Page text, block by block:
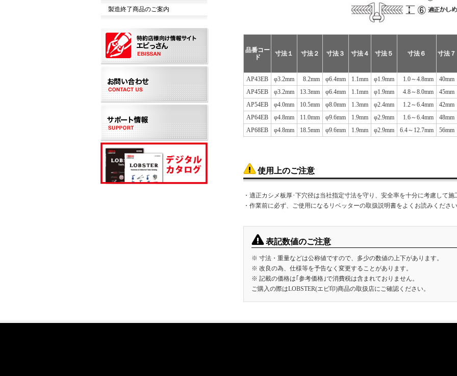
品番コー
ド
寸法１ 寸法２ 寸法３ 寸法４ 寸法５ 寸法６ 寸法７
AP43EB φ3.2mm 8.2mm φ6.4mm 1.1mm φ1.9mm 1.0～4.8mm
40mm
AP45EB
φ3.2mm 13.3mm φ6.4mm 1.1mm φ1.9mm 4.8～8.0mm
45mm
AP54EB
φ4.0mm 10.5mm φ8.0mm 1.3mm φ2.4mm 1.2～6.4mm
42mm
AP64EB
φ4.8mm 11.0mm φ9.6mm 1.9mm φ2.9mm 1.6～6.4mm
48mm
AP68EB
φ4.8mm 18.5mm φ9.6mm 1.9mm φ2.9mm 6.4～12.7mm 56mm
使用上のご注意
・適正カシメ板厚･下穴径は当社指定寸法を守り、安全率を十分に考慮して
・作業前に必ず、ご使用になるリベッターの取扱説明書をよくお読みくださ
表記数値のご注意
※ 寸法・重量などは公称値ですので、多少の数値の上下があります。
※ 改良の為、仕様等を予告なく変更することがあります。
※ 記載の価格は｢参考価格｣で消費税は含まれておりません。
ご購入の際はLOBSTER(エビ印)商品の取扱店にご確認ください。
製造終了商品のご案内